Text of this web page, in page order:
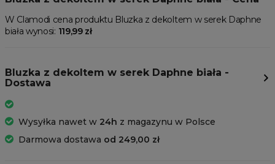
W Clamodi cena produktu Bluzka z dekoltem w serek Daphne
biała wynosi: 119,99 zł
Bluzka z dekoltem w serek Daphne biała -
Dostawa
Wysyłka nawet w 24h z magazynu w Polsce
Darmowa dostawa od 249,00 zł